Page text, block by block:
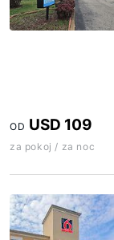
OD USD 109
za pokoj / za noc